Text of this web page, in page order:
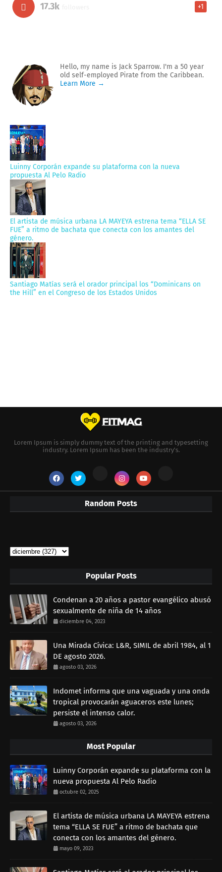
17.3k +1
Hello, my name is Jack Sparrow. I'm a 50 year
old self-employed Pirate from the Caribbean.
Learn More →
Luinny Corporán expande su plataforma con la nueva
propuesta Al Pelo Radio
El artista de música urbana LA MAYEYA estrena tema “ELLA SE
FUE” a ritmo de bachata que conecta con los amantes del
género.
Santiago Matías será el orador principal los “Dominicans on
the Hill” en el Congreso de los Estados Unidos
Lorem Ipsum is simply dummy text of the printing and typesetting
industry. Lorem Ipsum has been the industry's.
Random Posts
Popular Posts
Condenan a 20 años a pastor evangélico abusó
sexualmente de niña de 14 años
diciembre 04, 2023
Una Mirada Cívica: L&R, SIMIL de abril 1984, al 1
DE agosto 2026.
agosto 03, 2026
Indomet informa que una vaguada y una onda
tropical provocarán aguaceros este lunes;
persiste el intenso calor.
agosto 03, 2026
Most Popular
Luinny Corporán expande su plataforma con la
nueva propuesta Al Pelo Radio
octubre 02, 2025
El artista de música urbana LA MAYEYA estrena
tema “ELLA SE FUE” a ritmo de bachata que
conecta con los amantes del género.
mayo 09, 2023